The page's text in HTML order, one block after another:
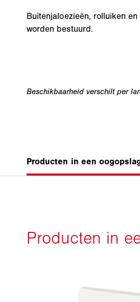
Buitenjaloezieën, rolluiken
worden bestuurd.